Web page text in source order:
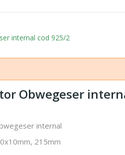
internal cod 925/2
Obwegeser
internal
215mm